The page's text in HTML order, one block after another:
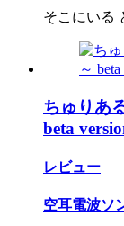
そこにいる
ちゅりあ
beta
レビュー
空耳電波ソ